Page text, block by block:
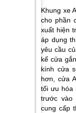
Khung xe
cho phần
xuất hiện
áp dụng
yêu cầu
kế cửa
kính cửa
hơn, cửa
tối ưu hóa
trước vào
cung cấp